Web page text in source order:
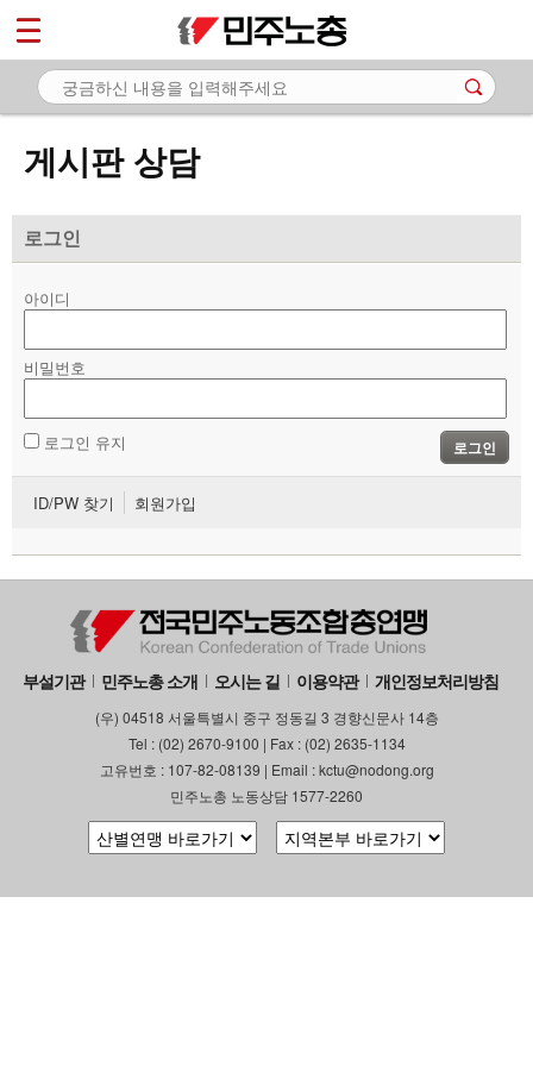
게시판 상담
로그인
아이디
비밀번호
로그인 유지 로그인
ID/PW 찾기 회원가입
부설기관 민주노총 소개 오시는 길 이용약관 개인정보처리방침
(우) 04518 서울특별시 중구 정동길 3 경향신문사 14층
Tel : (02) 2670-9100 | Fax : (02) 2635-1134
고유번호 : 107-82-08139 | Email : kctu@nodong.org
민주노총 노동상담 1577-2260
마이페이지
소개
노동상담
- 게시판 상담
- 바로보기
- 찾아보기
- 전국 노동상담소 안내
자료
부설기관